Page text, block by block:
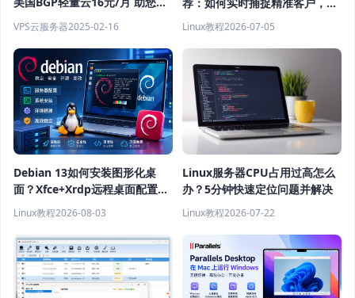
享全球网络！
VPS云服务器2025-02-16
高获客效率？
Linux教程2026-07-05
Debian 13如何安装图形化桌
面？Xfce+Xrdp远程桌面配置教
程
Linux教程2026-08-03
Linux服务器CPU占用过高怎么
办？5分钟快速定位问题并解决
Linux教程2026-07-22